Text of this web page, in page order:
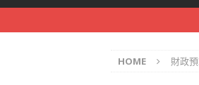
HOME 財政